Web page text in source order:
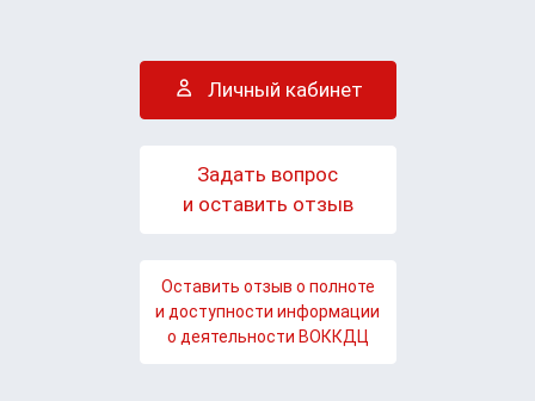
Личный кабинет
Задать вопрос
и оставить отзыв
Оставить отзыв о полноте
и доступности информации
о деятельности ВОККДЦ